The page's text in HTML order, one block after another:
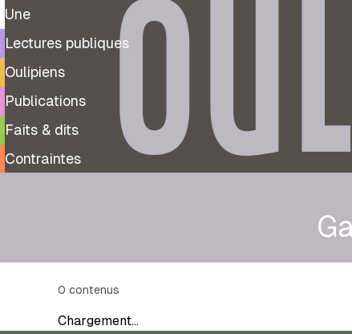
Une
Lectures publiques
Oulipiens
Publications
Faits & dits
Contraintes
0 contenus
Chargement…